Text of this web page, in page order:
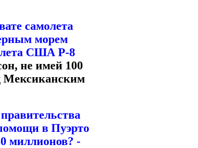
самолета
морем
США P-8
не имей 100
Мексиканским
в Пуэрто
миллионов? -